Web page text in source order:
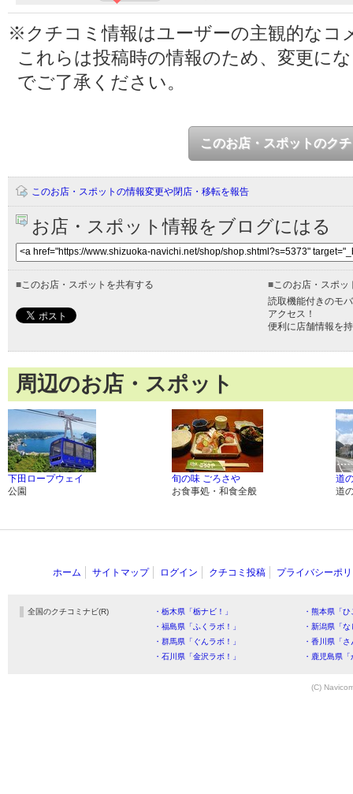
※クチコミ情報はユーザーの主観的なコ
これらは投稿時の情報のため、変更に
でご了承ください。
このお店・スポットのク
このお店・スポットの情報変更や閉店・移転を報告
お店・スポット情報をブログにはる
■ このお店・スポットを共有する ■ このお店・スポ
読取機能付きのモ
アクセス！
便利に店舗情報を
周辺のお店・スポット
下田ロープウェイ
公園
旬の味 ごろさや
お食事処・和食全般
道
道
ホーム サイトマップ ログイン クチコミ投稿 プライバシーポ
全国のクチコミナビ(R) ・栃木県「栃ナビ！」
・熊本県「
・福島県「ふくラボ！」
・新潟県「
・群馬県「ぐんラボ！」
・香川県「
・石川県「金沢ラボ！」
・鹿児島県
(C)